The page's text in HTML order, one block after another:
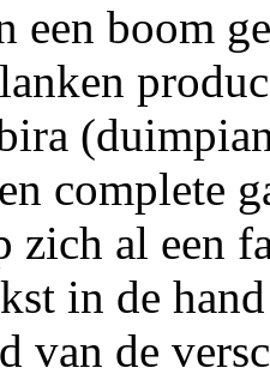
een boom
complete
zich al een
in de
van de